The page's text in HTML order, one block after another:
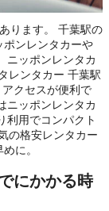
ります。 千葉駅の
ポンレンタカーや
ニッポンレンタカ
レンタカー 千葉駅
クセスが便利で
ニッポンレンタカ
利用でコンパクト
の格安レンタカー
に。
にかかる時